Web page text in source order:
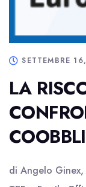
SETTEMBRE
LA
di Angelo